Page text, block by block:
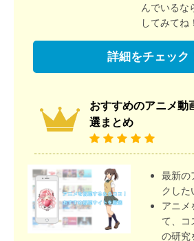
んでいるな
してみてね！
詳細をチェック
おすすめのアニメ動
選まとめ
最新の
クした
アニメ
て、コ
の研究